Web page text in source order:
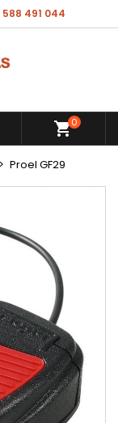
588 491 044
shopping_cart0
Proel GF29